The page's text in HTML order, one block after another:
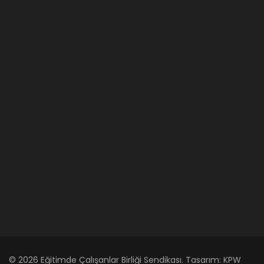
© 2026 Eğitimde Çalışanlar Birliği Sendikası. Tasarım: KPW